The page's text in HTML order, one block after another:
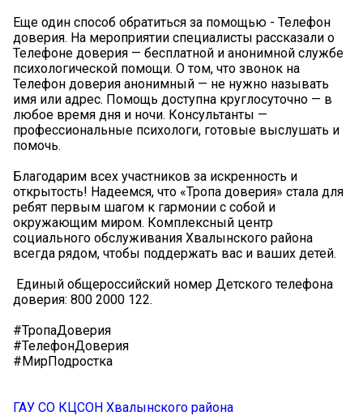
Еще один способ обратиться за помощью - Телефон
доверия. На мероприятии специалисты рассказали о
Телефоне доверия — бесплатной и анонимной службе
психологической помощи. О том, что звонок на
Телефон доверия анонимный — не нужно называть
имя или адрес. Помощь доступна круглосуточно — в
любое время дня и ночи. Консультанты —
профессиональные психологи, готовые выслушать и
помочь.
Благодарим всех участников за искренность и
открытость! Надеемся, что «Тропа доверия» стала для
ребят первым шагом к гармонии с собой и
окружающим миром. Комплексный центр
социального обслуживания Хвалынского района
всегда рядом, чтобы поддержать вас и ваших детей.
️ Единый общероссийский номер Детского телефона
доверия: 800 2000 122.
#ТропаДоверия
#ТелефонДоверия
#МирПодростка
ГАУ СО КЦСОН Хвалынского района